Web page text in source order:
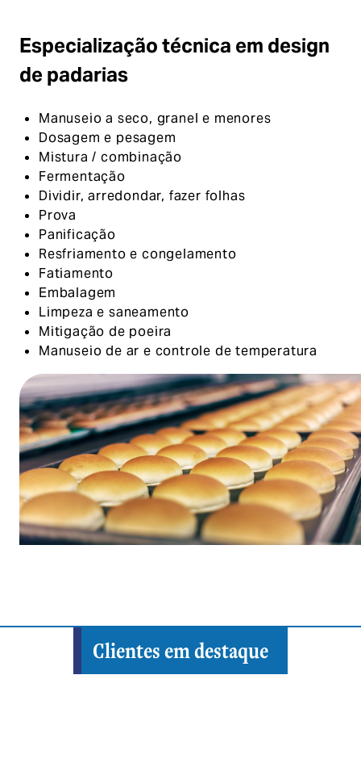
Especialização técnica em design
de padarias
Manuseio a seco, granel e menores
Dosagem e pesagem
Mistura / combinação
Fermentação
Dividir, arredondar, fazer folhas
Prova
Panificação
Resfriamento e congelamento
Fatiamento
Embalagem
Limpeza e saneamento
Mitigação de poeira
Manuseio de ar e controle de temperatura
Clientes em destaque